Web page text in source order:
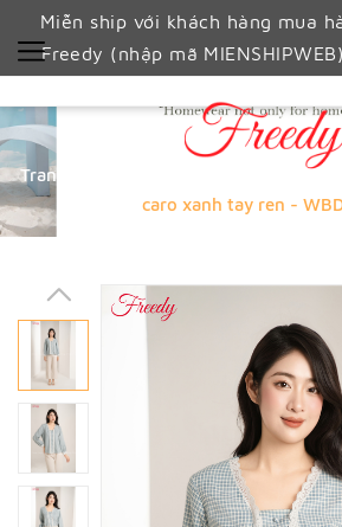
Miễn ship với khách hàng mua
Freedy (nhập mã MIENSHIPWEB)
Trang chủ
🔥 FLASH SALE
caro xanh tay ren -